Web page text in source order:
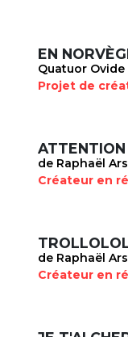
EN
Quatuor Ovide
Projet de
ATTENTION
de Raphaël
Créateur en
de Raphaël
Créateur en